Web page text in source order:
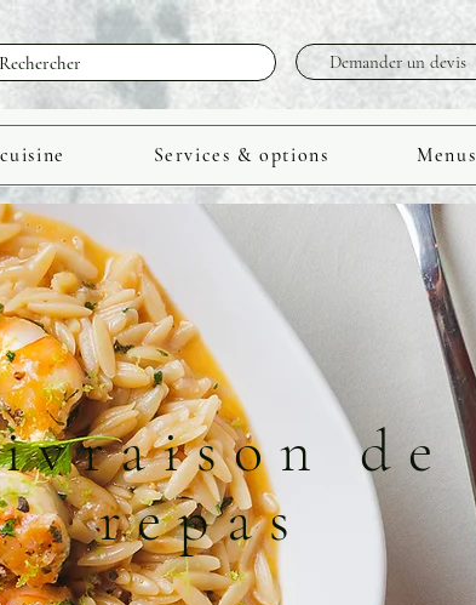
Rechercher Demander un devis
Services & options Menus
À propos Blog Héméra - Restaurant
de
repas